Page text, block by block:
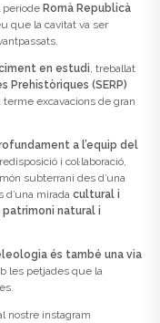
període Romà Republicà
que la cavitat va ser
en estudi, treballat
Prehistòriques (SERP)
excavacions de gran
a l’equip del
i col·laboració,
subterrani des d’una
d’una mirada cultural i
patrimoni natural i
és també una via
les petjades que la
nostre instagram